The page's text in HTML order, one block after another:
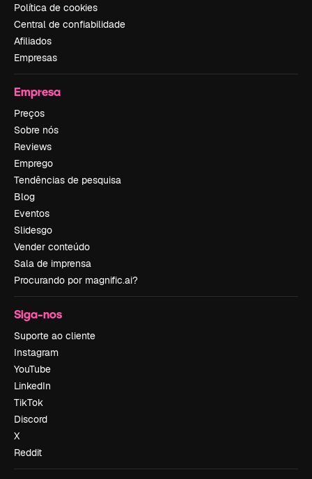
Política de cookies
Central de confiabilidade
Afiliados
Empresas
Empresa
Preços
Sobre nós
Reviews
Emprego
Tendências de pesquisa
Blog
Eventos
Slidesgo
Vender conteúdo
Sala de imprensa
Procurando por magnific.ai?
Siga-nos
Suporte ao cliente
Instagram
YouTube
LinkedIn
TikTok
Discord
X
Reddit